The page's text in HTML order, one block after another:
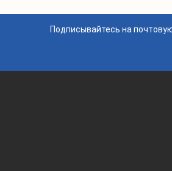
Подписывайтесь на